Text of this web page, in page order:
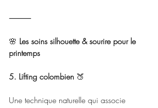
⸻
🌸 Les soins silhouette & sourire pour le
printemps
5. Lifting colombien 🍑
Une technique naturelle qui associe